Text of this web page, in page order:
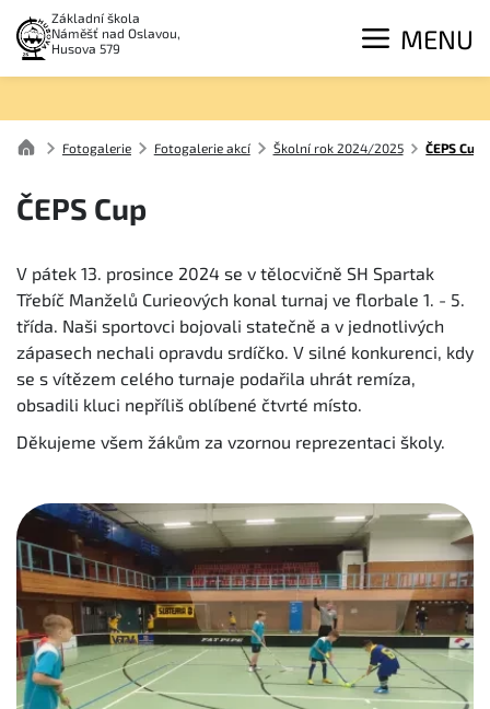
Základní škola
Náměšť nad Oslavou,
Husova 579
MENU
Fotogalerie Fotogalerie akcí Školní rok 2024/2025 ČEPS Cup
ČEPS Cup
V pátek 13. prosince 2024 se v tělocvičně SH Spartak
Třebíč Manželů Curieových konal turnaj ve florbale 1. - 5.
třída. Naši sportovci bojovali statečně a v jednotlivých
zápasech nechali opravdu srdíčko. V silné konkurenci, kdy
se s vítězem celého turnaje podařila uhrát remíza,
obsadili kluci nepříliš oblíbené čtvrté místo.
Děkujeme všem žákům za vzornou reprezentaci školy.